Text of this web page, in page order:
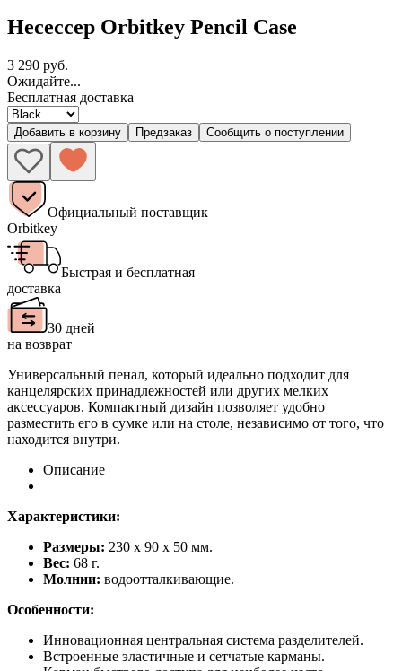
Несессер Orbitkey Pencil Case
3 290 руб.
Ожидайте...
Бесплатная доставка
Добавить в корзину Предзаказ Сообщить о поступлении
Официальный поставщик
Orbitkey
Быстрая и бесплатная
доставка
30 дней
на возврат
Универсальный пенал, который идеально подходит для
канцелярских принадлежностей или других мелких
аксессуаров. Компактный дизайн позволяет удобно
разместить его в сумке или на столе, независимо от того, что
находится внутри.
Описание
Характеристики:
Размеры: 230 х 90 х 50 мм.
Вес: 68 г.
Молнии: водоотталкивающие.
Особенности:
Инновационная центральная система разделителей.
Встроенные эластичные и сетчатые карманы.